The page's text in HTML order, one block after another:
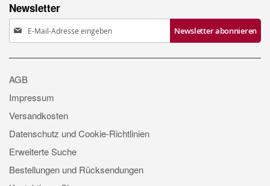
Newsletter
Anmeldung
zum
Newsletter:
Newsletter abonnieren
AGB
Impressum
Versandkosten
Datenschutz und Cookie-Richtlinien
Erweiterte Suche
Bestellungen und Rücksendungen